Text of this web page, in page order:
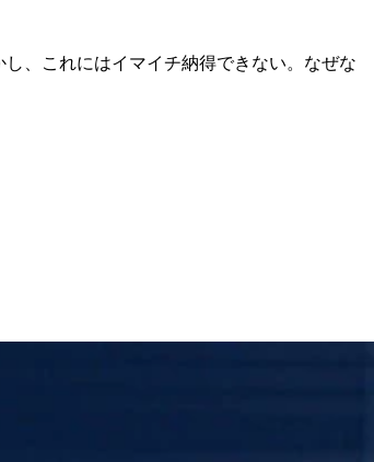
、これにはイマイチ納得できない。なぜな